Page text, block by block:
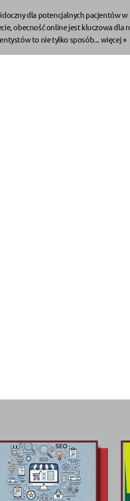
dla potencjalnych pacjentów w
obecność online jest kluczowa dla
to nie tylko sposób... więcej »